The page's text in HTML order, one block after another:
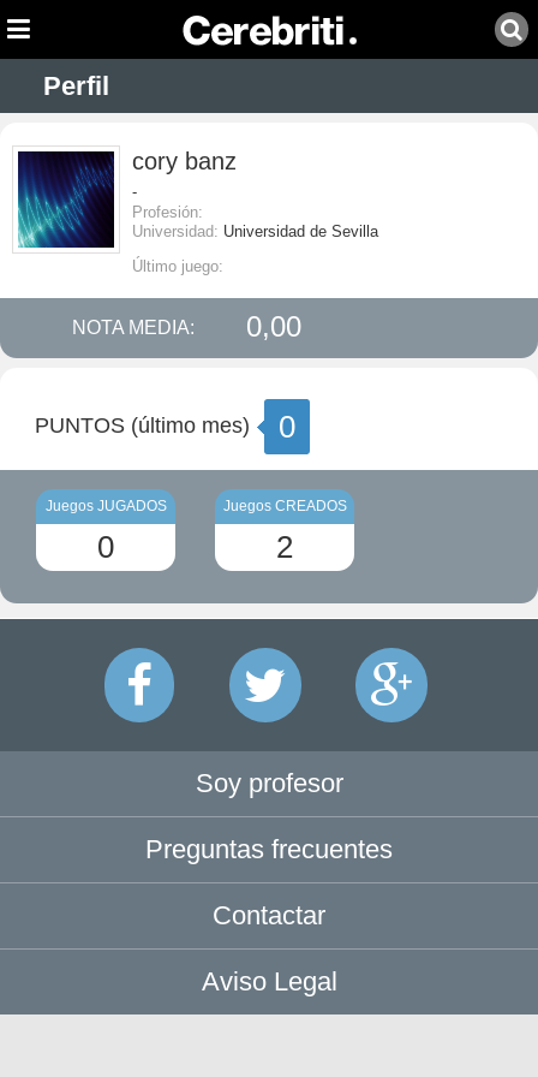
Perfil
cory banz
-
Profesión:
Universidad: Universidad de Sevilla
Último juego:
NOTA MEDIA: 0,00
PUNTOS (último mes) 0
Juegos JUGADOS
0
Juegos CREADOS
2
Soy profesor
Preguntas frecuentes
Contactar
Aviso Legal